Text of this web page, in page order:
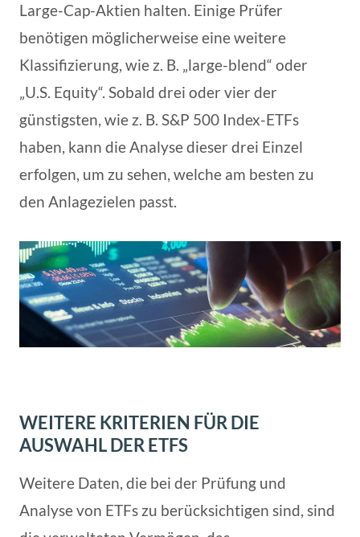
Large-Cap-Aktien halten. Einige Prüfer
benötigen möglicherweise eine weitere
Klassifizierung, wie z. B. „large-blend“ oder
„U.S. Equity“. Sobald drei oder vier der
günstigsten, wie z. B. S&P 500 Index-ETFs
haben, kann die Analyse dieser drei Einzel
erfolgen, um zu sehen, welche am besten zu
den Anlagezielen passt.
WEITERE KRITERIEN FÜR DIE
AUSWAHL DER ETFS
Weitere Daten, die bei der Prüfung und
Analyse von ETFs zu berücksichtigen sind, sind